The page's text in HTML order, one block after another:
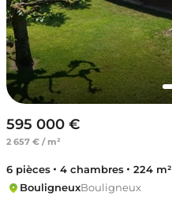
595 000 €
2 657 € / m²
6 pièces 4 chambres
224 m²
BouligneuxBouligneux